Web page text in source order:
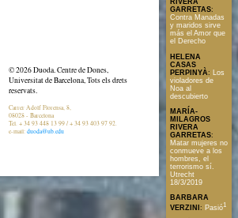
© 2026 Duoda. Centre de Dones,
Universitat de Barcelona, Tots els drets
reservats.
Carrer Adolf Florensa, 8,
08028 - Barcelona
Tel. + 34 93 448 13 99 / + 34 93 403 97 92.
e-mail:duoda@ub.edu
RIVERA
GARRETAS:
Contra Manadas
y maridos sirve
más el Amor que
el Derecho
HELENA
CASAS
PERPINYÀ:
Los
violadores de
Noa al
descubierto
MARÍA-
MILAGROS
RIVERA
GARRETAS:
Matar mujeres no
conmueve a los
hombres, el
terrorismo sí.
Utrecht
18/3/2019
BARBARA
VERZINI : Pasió1